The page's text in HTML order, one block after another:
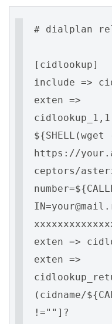
# dialplan
[cidlookup]
include =>
exten =>
https://
ceptors/
exten =>
exten =>
(cidname/
!=""]?